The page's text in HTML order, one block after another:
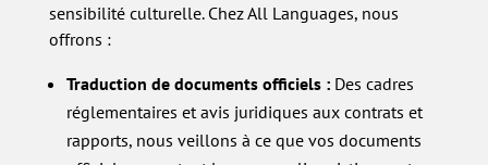
sensibilité culturelle. Chez All Languages, nous
offrons :
Traduction de documents officiels :Des cadres
réglementaires et avis juridiques aux contrats et
rapports, nous veillons à ce que vos documents